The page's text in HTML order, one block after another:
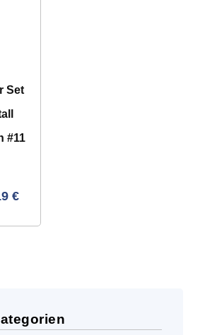
Set
#11
€